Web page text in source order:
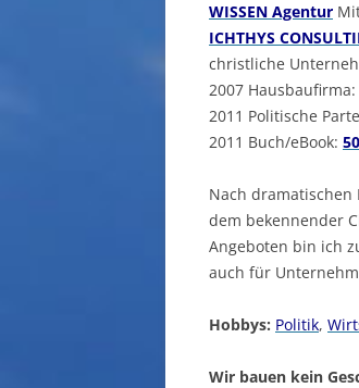
WISSEN Agentur
ICHTHYS
christliche
2007 Hausbaufirma:
2011 Politische
2011 Buch/eBook:
Nach dramatischen
dem bekennender
Angeboten bin ich
auch für
Hobbys: Politik,
Wir bauen kein